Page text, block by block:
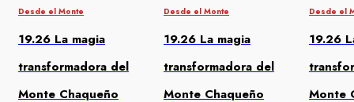
Desde el Monte
19.26 La magia
transformadora del
Monte Chaqueño
Desde el Monte
19.26 La magia
transformadora del
Monte Chaqueño
Desde el
19.26
Monte